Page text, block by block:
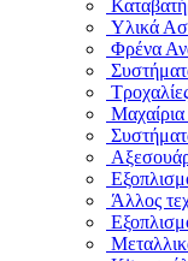
Υλικά
Φρένα
Άλλος